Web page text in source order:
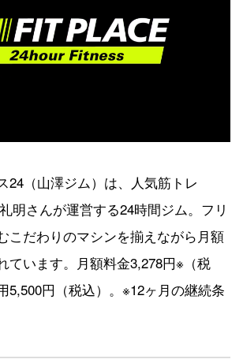
24（山澤ジム）は、人気筋トレ
明さんが運営する24時間ジム。フリ
こだわりのマシンを揃えながら月額
ています。月額料金3,278円※（税
5,500円（税込）。※12ヶ月の継続条